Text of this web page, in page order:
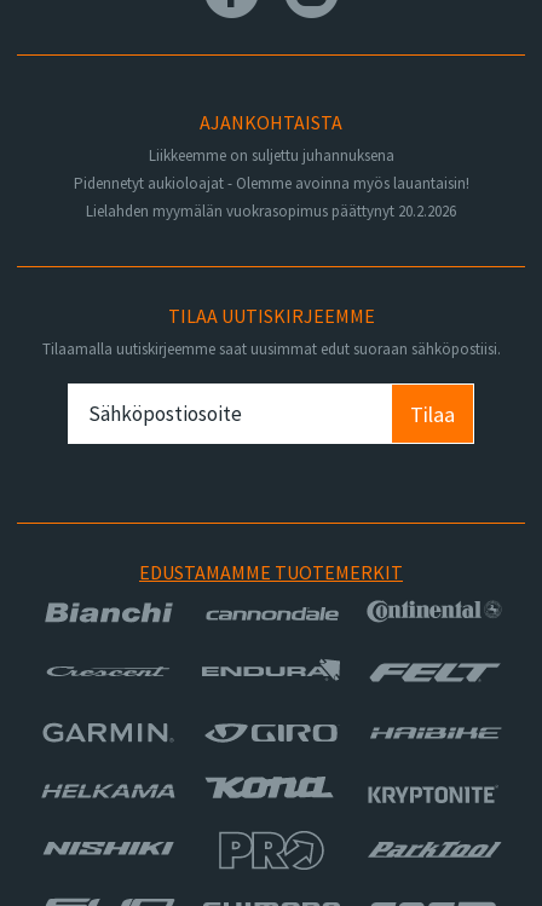
AJANKOHTAISTA
Liikkeemme on suljettu juhannuksena
Pidennetyt aukioloajat - Olemme avoinna myös lauantaisin!
Lielahden myymälän vuokrasopimus päättynyt 20.2.2026
TILAA UUTISKIRJEEMME
Tilaamalla uutiskirjeemme saat uusimmat edut suoraan sähköpostiisi.
Tilaa
EDUSTAMAMME TUOTEMERKIT